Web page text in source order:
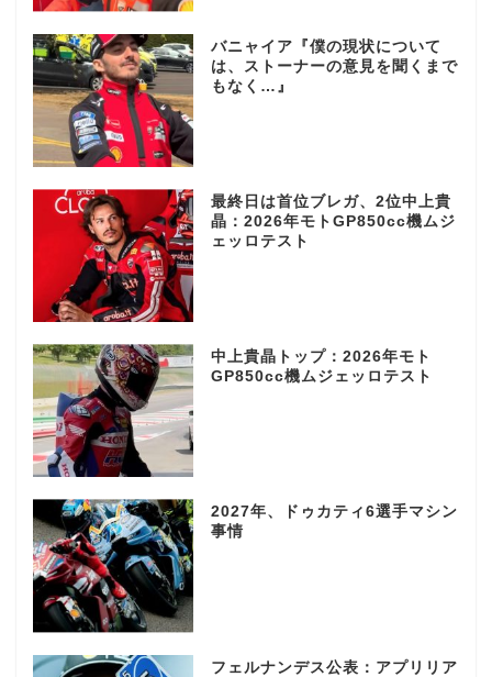
バニャイア『僕の現状について
は、ストーナーの意見を聞くまで
もなく…』
最終日は首位ブレガ、2位中上貴
晶：2026年モトGP850cc機ムジ
ェッロテスト
中上貴晶トップ：2026年モト
GP850cc機ムジェッロテスト
2027年、ドゥカティ6選手マシン
事情
フェルナンデス公表：アプリリア